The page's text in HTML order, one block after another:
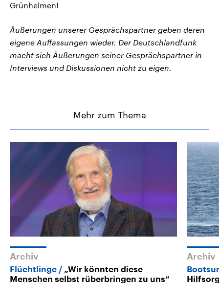
Grünhelmen!
Äußerungen unserer Gesprächspartner geben deren
eigene Auffassungen wieder. Der Deutschlandfunk
macht sich Äußerungen seiner Gesprächspartner in
Interviews und Diskussionen nicht zu eigen.
Mehr zum Thema
Archiv
Flüchtlinge
„Wir könnten diese
Menschen selbst rüberbringen zu uns“
Archiv